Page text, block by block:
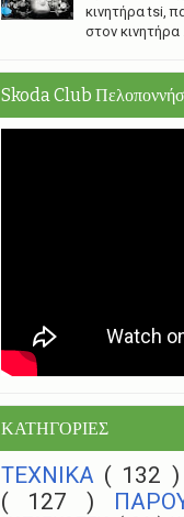
κινητήρα tsi,
στον κινητήρα
Skoda Club
ΚΑΤΗΓΟΡΙΕΣ
ΤΕΧΝΙΚΑ ( 132 )
( 127 )